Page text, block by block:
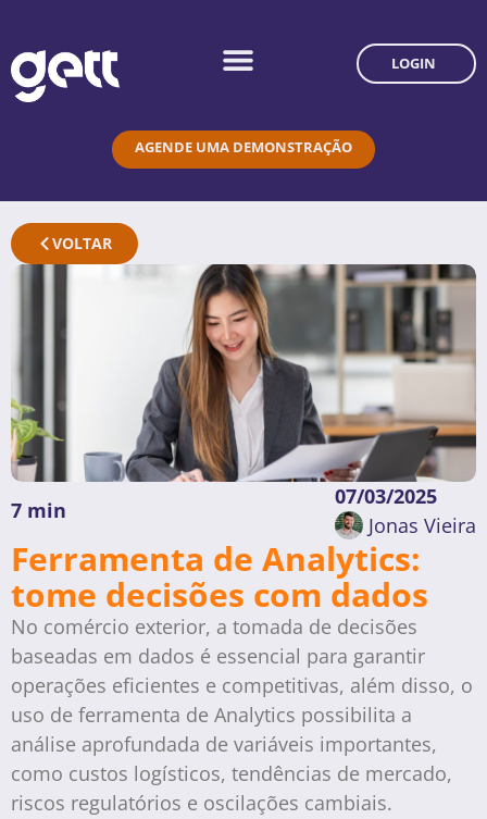
LOGIN
AGENDE UMA DEMONSTRAÇÃO
VOLTAR
7 min
07/03/2025
Jonas Vieira
Ferramenta de Analytics:
tome decisões com dados
No comércio exterior, a tomada de decisões
baseadas em dados é essencial para garantir
operações eficientes e competitivas, além disso, o
uso de ferramenta de Analytics possibilita a
análise aprofundada de variáveis importantes,
como custos logísticos, tendências de mercado,
riscos regulatórios e oscilações cambiais.